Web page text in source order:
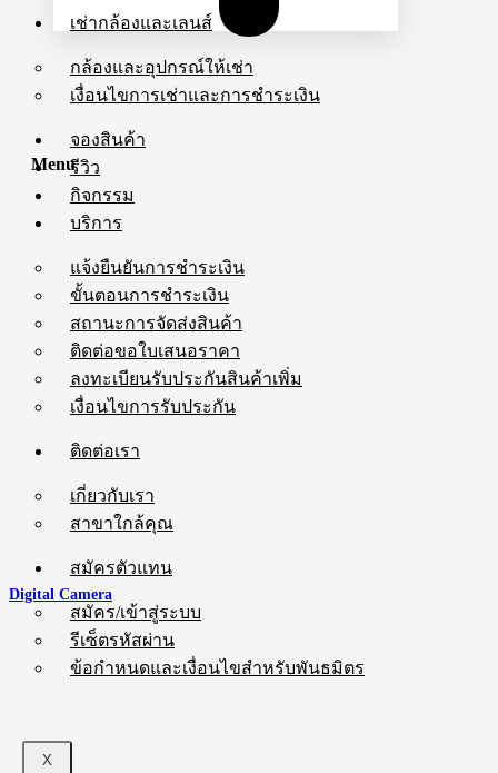
เช่ากล้องและเลนส์
กล้องและอุปกรณ์ให้เช่า
เงื่อนไขการเช่าและการชำระเงิน
จองสินค้า
รีวิว
กิจกรรม
บริการ
แจ้งยืนยันการชำระเงิน
ขั้นตอนการชำระเงิน
สถานะการจัดส่งสินค้า
ติดต่อขอใบเสนอราคา
ลงทะเบียนรับประกันสินค้าเพิ่ม
เงื่อนไขการรับประกัน
ติดต่อเรา
เกี่ยวกับเรา
สาขาใกล้คุณ
สมัครตัวแทน
สมัคร/เข้าสู่ระบบ
รีเซ็ตรหัสผ่าน
ข้อกำหนดและเงื่อนไขสำหรับพันธมิตร
X
Menu
Digital Camera